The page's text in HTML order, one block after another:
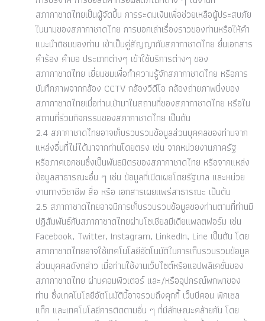
สภากาชาดไทยเป็นผู้จัดขึ้น การระดมเงินเพื่อช่วยเหลือผู้ประสบภัย
ในนามของสภากาชาดไทย การบอกเล่าเรื่องราวของท่านหรือให้คำ
แนะนำติชมของท่าน เข้าเป็นคู่สัญญากับสภากาชาดไทย ยื่นเอกสาร
คำร้อง คำขอ ประเภทต่างๆ เข้าใช้บริการต่างๆ ของ
สภากาชาดไทย เยี่ยมชมเพื่อทำความรู้จักสภากาชาดไทย หรือการ
บันทึกภาพจากกล้อง CCTV กล้องวีดีโอ กล้องถ่ายภาพนิ่งของ
สภากาชาดไทยเมื่อท่านเข้ามาในสถานที่ของสภากาชาดไทย หรือใน
สถานที่ร่วมกิจกรรมของสภากาชาดไทย เป็นต้น
2.4 สภากาชาดไทยอาจเก็บรวบรวมข้อมูลส่วนบุคคลของท่านจาก
แหล่งอื่นที่ไม่ได้มาจากท่านโดยตรง เช่น จากหน่วยงานภาครัฐ
หรือภาคเอกชนซึ่งเป็นพันธมิตรของสภากาชาดไทย หรือจากแหล่ง
ข้อมูลสาธารณะอื่น ๆ เช่น ข้อมูลที่เปิดเผยโดยรัฐบาล และหน่วย
งานทางวิชาชีพ สื่อ หรือ เอกสารเผยแพร่สาธารณะ เป็นต้น
2.5 สภากาชาดไทยอาจมีการเก็บรวบรวมข้อมูลของท่านตามที่ท่านมี
ปฏิสัมพันธ์กับสภากาชาดไทยผ่านโซเชียลมีเดียแพลตฟอร์ม เช่น
Facebook, Twitter, Instagram, LinkedIn, Line เป็นต้น โดย
สภากาชาดไทยอาจใช้เทคโนโลยีอัตโนมัติในการเก็บรวบรวมข้อมูล
ส่วนบุคคลดังกล่าว เมื่อท่านใช้งานเว็บไซต์หรือแอปพลิเคชั่นของ
สภากาชาดไทย ผ่านคอมพิวเตอร์ และ/หรืออุปกรณ์พกพาของ
ท่าน ซึ่งเทคโนโลยีอัตโนมัตินี้อาจรวมถึงคุกกี้ เว็บบีคอน พิกเซล
แท็ก และเทคโนโลยีการติดตามอื่น ๆ ที่มีลักษณะคล้ายกัน โดย